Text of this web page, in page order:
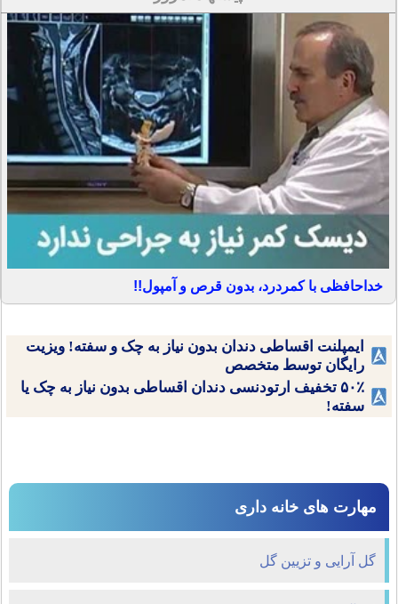
خداحافظی با کمردرد، بدون قرص و آمپول!!
ایمپلنت اقساطی دندان بدون نیاز به چک و سفته! ویزیت
رایگان توسط متخصص
۵۰٪ تخفیف ارتودنسی دندان اقساطی بدون نیاز به چک یا
سفته!
مهارت های خانه داری
گل آرایی و تزیین گل